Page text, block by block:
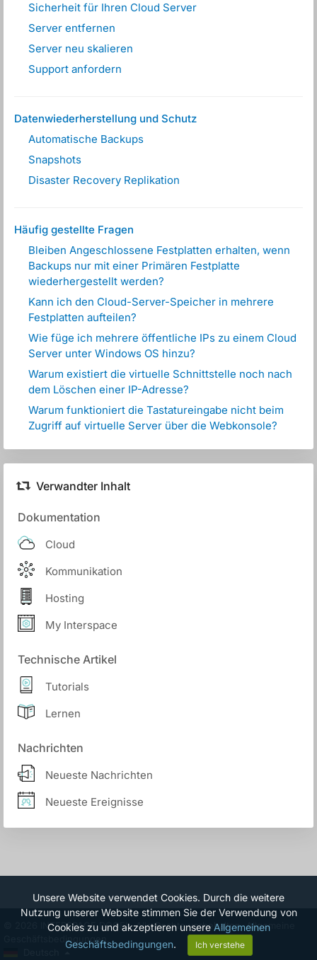
Sicherheit für Ihren Cloud Server
Server entfernen
Server neu skalieren
Support anfordern
Datenwiederherstellung und Schutz
Automatische Backups
Snapshots
Disaster Recovery Replikation
Häufig gestellte Fragen
Bleiben Angeschlossene Festplatten erhalten, wenn
Backups nur mit einer Primären Festplatte
wiederhergestellt werden?
Kann ich den Cloud-Server-Speicher in mehrere
Festplatten aufteilen?
Wie füge ich mehrere öffentliche IPs zu einem Cloud
Server unter Windows OS hinzu?
Warum existiert die virtuelle Schnittstelle noch nach
dem Löschen einer IP-Adresse?
Warum funktioniert die Tastatureingabe nicht beim
Zugriff auf virtuelle Server über die Webkonsole?
Verwandter Inhalt
Dokumentation
Cloud
Kommunikation
Hosting
My Interspace
Technische Artikel
Tutorials
Lernen
Nachrichten
Neueste Nachrichten
Neueste Ereignisse
Unsere Website verwendet Cookies. Durch die weitere
Nutzung unserer Website stimmen Sie der Verwendung von
Cookies zu und akzeptieren unsere Allgemeinen
Geschäftsbedingungen. Ich verstehe
© 2026 INTERSPACE DOOEL. Alle Rechte vorbehalten.Allgemeine
Geschäftsbedingungen.